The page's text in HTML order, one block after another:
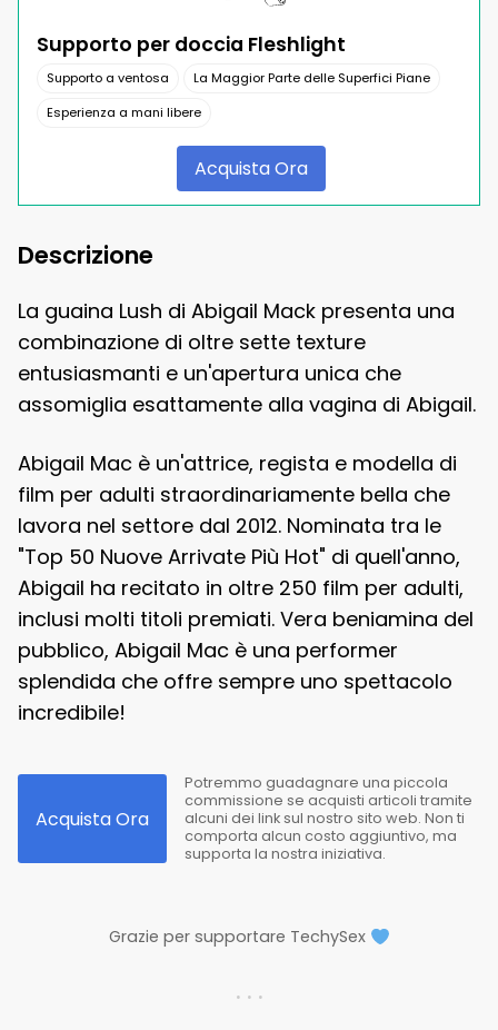
Supporto per doccia Fleshlight
Supporto a ventosa
La Maggior Parte delle Superfici Piane
Esperienza a mani libere
Acquista Ora
Descrizione
La guaina Lush di Abigail Mack presenta una
combinazione di oltre sette texture
entusiasmanti e un'apertura unica che
assomiglia esattamente alla vagina di Abigail.
Abigail Mac è un'attrice, regista e modella di
film per adulti straordinariamente bella che
lavora nel settore dal 2012. Nominata tra le
"Top 50 Nuove Arrivate Più Hot" di quell'anno,
Abigail ha recitato in oltre 250 film per adulti,
inclusi molti titoli premiati. Vera beniamina del
pubblico, Abigail Mac è una performer
splendida che offre sempre uno spettacolo
incredibile!
Acquista Ora
Potremmo guadagnare una piccola
commissione se acquisti articoli tramite
alcuni dei link sul nostro sito web. Non ti
comporta alcun costo aggiuntivo, ma
supporta la nostra iniziativa.
Grazie per supportare TechySex
. . .